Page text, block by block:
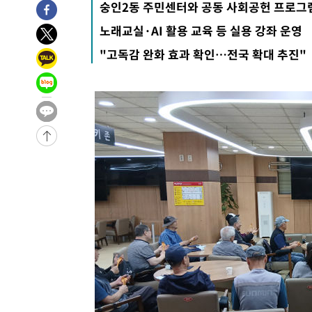
숭인2동 주민센터와 공동 사회공헌 프로그
노래교실·AI 활용 교육 등 실용 강좌 운영
"고독감 완화 효과 확인…전국 확대 추진"